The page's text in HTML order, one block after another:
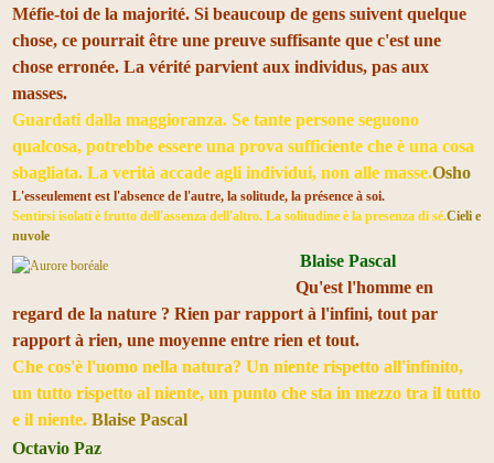
Méfie-toi de la majorité. Si beaucoup de gens suivent quelque
chose, ce pourrait être une preuve suffisante que c'est une
chose erronée. La vérité parvient aux individus, pas aux
masses.
Guardati dalla maggioranza. Se tante persone seguono
qualcosa, potrebbe essere una prova sufficiente che è una cosa
sbagliata. La verità accade agli individui, non alle masse.Osho
L'esseulement est l'absence de l'autre, la solitude, la présence à soi.
Sentirsi isolati è frutto dell'assenza dell'altro. La solitudine è la presenza di sé.Cieli e
nuvole
Blaise Pascal
Qu'est l'homme en
regard de la nature ? Rien par rapport à l'infini, tout par
rapport à rien, une moyenne entre rien et tout.
Che cos'è l'uomo nella natura? Un niente rispetto all'infinito,
un tutto rispetto al niente, un punto che sta in mezzo tra il tutto
e il niente. Blaise Pascal
Octavio Paz